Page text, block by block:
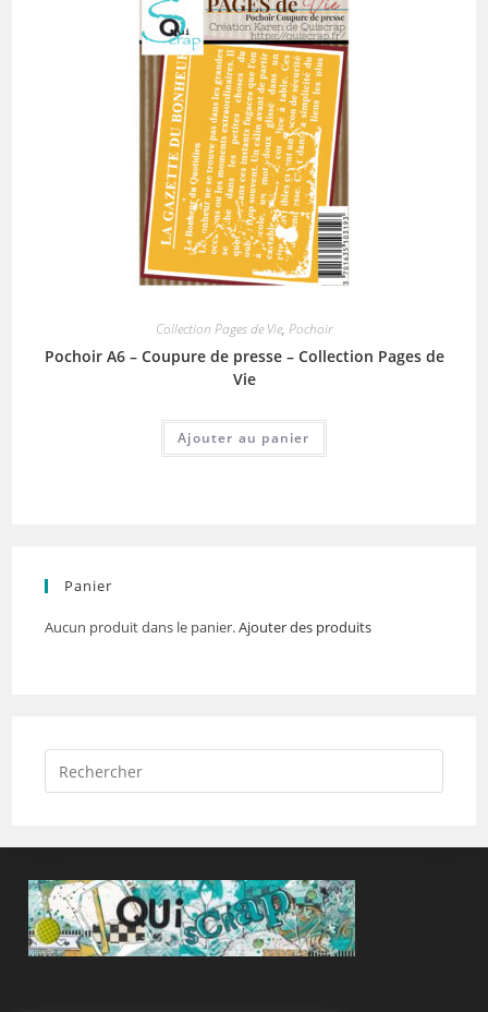
Collection Pages de Vie, Pochoir
Pochoir A6 – Coupure de presse – Collection Pages de
Vie
Ajouter au panier
Panier
Aucun produit dans le panier.Ajouter des produits